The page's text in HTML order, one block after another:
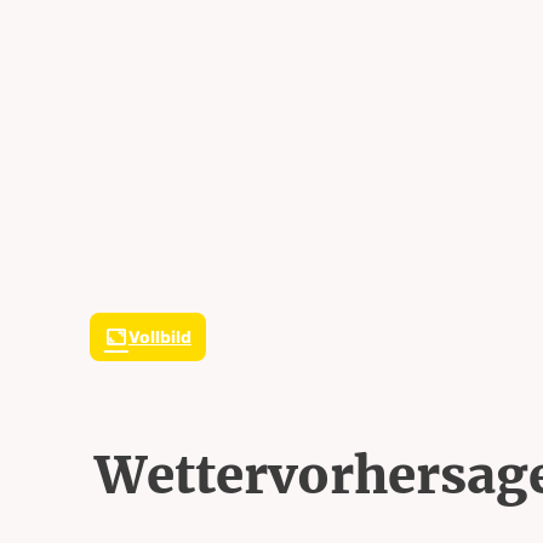
Vollbild